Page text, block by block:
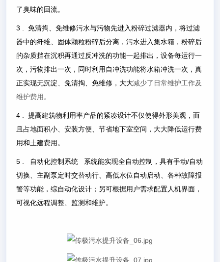
了臭味的回流。
3 . 免清掏、免维修污水与污物先进入粉碎过滤器内，将过滤
器中的纤维、固体颗粒粉碎后分离，污水进入集水箱，粉碎后
的杂质挡在沉积再通过反冲洗的功能一起排出，设备每运行一
次，污物排出一次，同时利用自冲洗功能将水箱冲洗一次，真
正实现无沉淀、免清掏、免维修，大大减少了日常维护工作及
维护费用。
4 . 提高建筑物利用率产品的紧凑设计不仅使得外形美观，而
且占地面积小、安装方便、节省地下室空间，大大降低运行费
用和土建费用。
5 . 自动化控制系统 系统能实现全自动控制，具有手动/自动
切换、主副泵定时交替动行、高低水位自动启动、各种故障报
警等功能，综自动化设计；另可根据用户需求配置人机界面，
可视化远程调整、监测和维护。